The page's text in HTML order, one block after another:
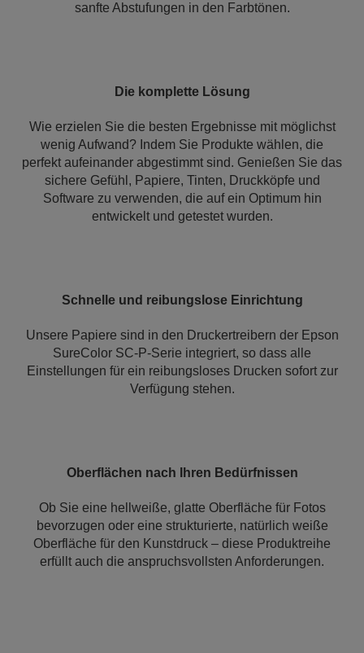
sanfte Abstufungen in den Farbtönen.
Die komplette Lösung
Wie erzielen Sie die besten Ergebnisse mit möglichst
wenig Aufwand? Indem Sie Produkte wählen, die
perfekt aufeinander abgestimmt sind. Genießen Sie das
sichere Gefühl, Papiere, Tinten, Druckköpfe und
Software zu verwenden, die auf ein Optimum hin
entwickelt und getestet wurden.
Schnelle und reibungslose Einrichtung
Unsere Papiere sind in den Druckertreibern der Epson
SureColor SC-P-Serie integriert, so dass alle
Einstellungen für ein reibungsloses Drucken sofort zur
Verfügung stehen.
Oberflächen nach Ihren Bedürfnissen
Ob Sie eine hellweiße, glatte Oberfläche für Fotos
bevorzugen oder eine strukturierte, natürlich weiße
Oberfläche für den Kunstdruck – diese Produktreihe
erfüllt auch die anspruchsvollsten Anforderungen.